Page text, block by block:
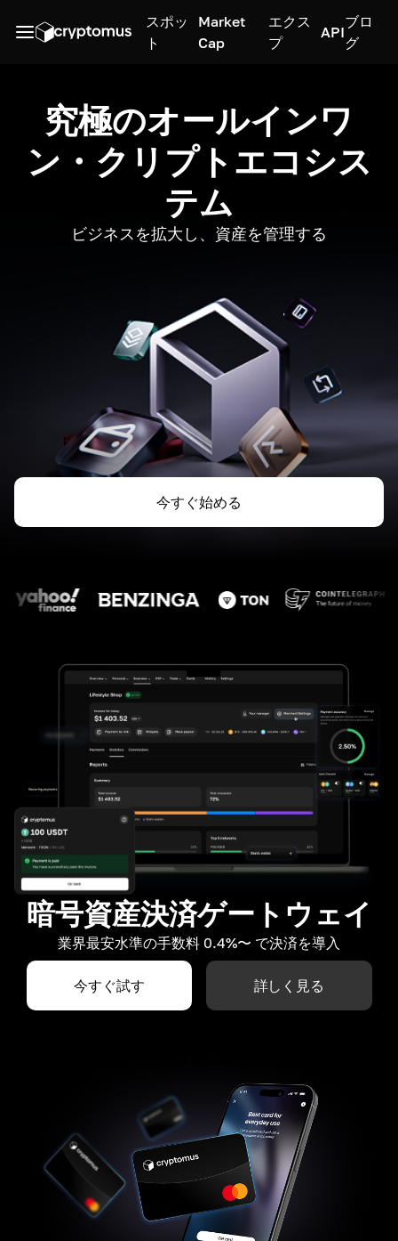
スポッ
ト
Market
Cap
エクス
プ
API
ブロ
グ
究極のオールインワ
ン・クリプトエコシス
テム
ビジネスを拡大し、資産を管理する
今すぐ始める
暗号資産決済ゲートウェイ
業界最安水準の手数料 0.4%〜 で決済を導入
今すぐ試す 詳しく見る